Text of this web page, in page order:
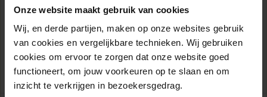
Onze website maakt gebruik van cookies
Wij, en derde partijen, maken op onze websites gebruik
van cookies en vergelijkbare technieken. Wij gebruiken
cookies om ervoor te zorgen dat onze website goed
functioneert, om jouw voorkeuren op te slaan en om
inzicht te verkrijgen in bezoekersgedrag.
je in een productieomgeving waar het jouw taak is om de
installatie te laten draaien. Jij weet hoe de techniek werkt
die nodig is om dingen te...
Aanmelden Bekijk de opleiding